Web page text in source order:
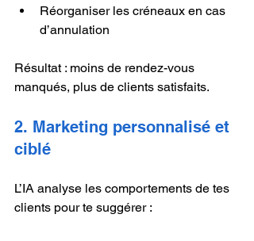
Réorganiser les créneaux en cas
d’annulation
Résultat : moins de rendez-vous
manqués, plus de clients satisfaits.
2. Marketing personnalisé et
ciblé
L’IA analyse les comportements de tes
clients pour te suggérer :